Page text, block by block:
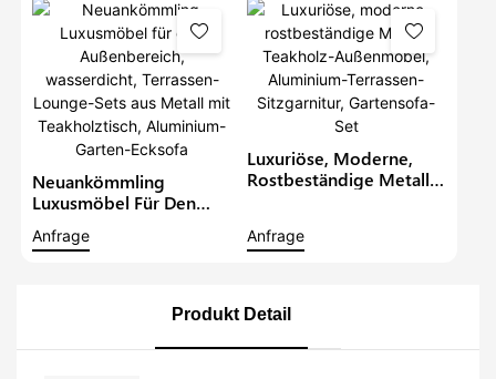
Terrassensofa-Set
Teakholz-Tisch, Garten-
Ecksofa1
Neuankömmling
Luxusmöbel Für Den
Wasserdicht, Terrassen-
Aluminium-Garten-
Anfrage
Luxuriöse, Moderne,
Rostbeständige Metall-
Sitzgarnitur, Gartensofa-
Anfrage
Produkt Detail